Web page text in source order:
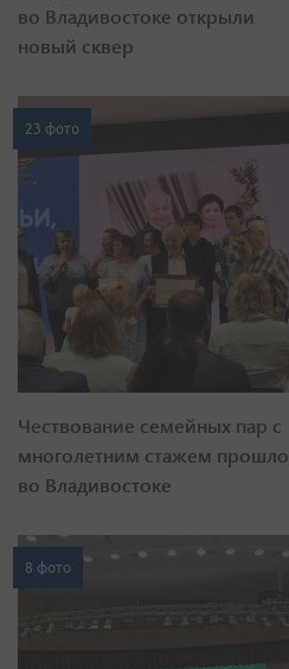
во Владивостоке открыли
новый сквер
23 фото
Чествование семейных пар с
многолетним стажем прошло
во Владивостоке
8 фото